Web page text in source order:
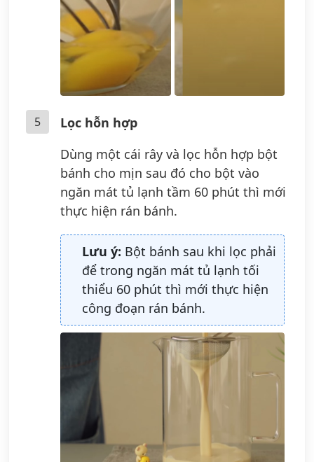
5
Lọc hỗn hợp
Dùng một cái rây và lọc hỗn hợp bột
bánh cho mịn sau đó cho bột vào
ngăn mát tủ lạnh tầm 60 phút thì mới
thực hiện rán bánh.
Lưu ý: Bột bánh sau khi lọc phải
để trong ngăn mát tủ lạnh tối
thiểu 60 phút thì mới thực hiện
công đoạn rán bánh.